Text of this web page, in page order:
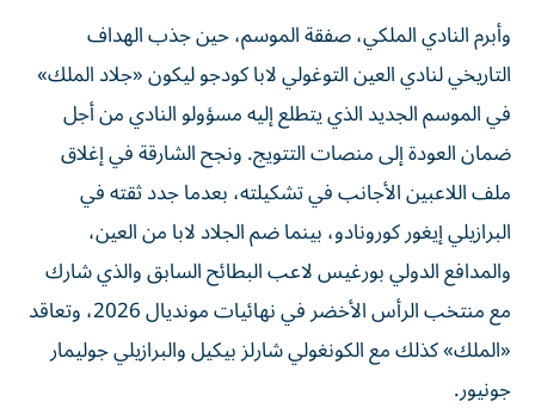
وأبرم النادي الملكي، صفقة الموسم، حين جذب الهداف
التاريخي لنادي العين التوغولي لابا كودجو ليكون «جلاد الملك»
في الموسم الجديد الذي يتطلع إليه مسؤولو النادي من أجل
ضمان العودة إلى منصات التتويج. ونجح الشارقة في إغلاق
ملف اللاعبين الأجانب في تشكيلته، بعدما جدد ثقته في
البرازيلي إيغور كورونادو، بينما ضم الجلاد لابا من العين،
والمدافع الدولي بورغيس لاعب البطائح السابق والذي شارك
مع منتخب الرأس الأخضر في نهائيات مونديال 2026، وتعاقد
«الملك» كذلك مع الكونغولي شارلز بيكيل والبرازيلي جوليمار
جونيور.